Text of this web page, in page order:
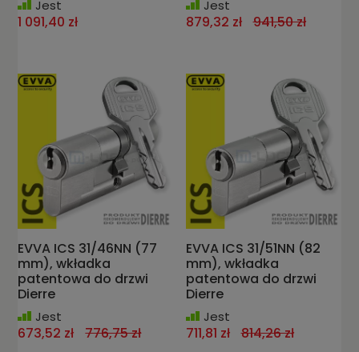
Jest
1 091,40 zł
Jest
879,32 zł 941,50 zł
EVVA ICS 31/46NN (77
mm), wkładka
patentowa do drzwi
Dierre
Jest
673,52 zł 776,75 zł
EVVA ICS 31/51NN (82
mm), wkładka
patentowa do drzwi
Dierre
Jest
711,81 zł 814,26 zł